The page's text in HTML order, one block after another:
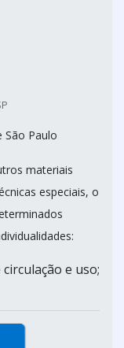
São Paulo
materiais
especiais, o
e uso;